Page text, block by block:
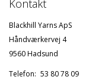
Kontakt
Blackhill Yarns ApS
Håndværkervej 4
9560 Hadsund
Telefon: 53 80 78 09